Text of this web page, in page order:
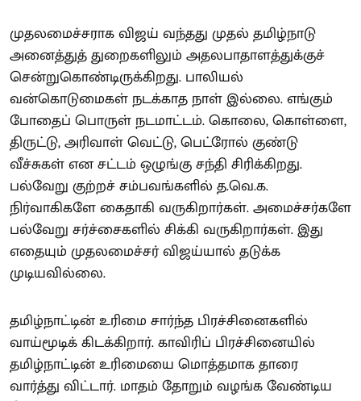
முதலமைச்சராக விஜய் வந்தது முதல் தமிழ்நாடு
அனைத்துத் துறைகளிலும் அதலபாதாளத்துக்குச்
சென்றுகொண்டிருக்கிறது. பாலியல்
வன்கொடுமைகள் நடக்காத நாள் இல்லை. எங்கும்
போதைப் பொருள் நடமாட்டம். கொலை, கொள்ளை,
திருட்டு, அரிவாள் வெட்டு, பெட்ரோல் குண்டு
வீச்சுகள் என சட்டம் ஒழுங்கு சந்தி சிரிக்கிறது.
பல்வேறு குற்றச் சம்பவங்களில் த.வெ.க.
நிர்வாகிகளே கைதாகி வருகிறார்கள். அமைச்சர்களே
பல்வேறு சர்ச்சைகளில் சிக்கி வருகிறார்கள். இது
எதையும் முதலமைச்சர் விஜய்யால் தடுக்க
முடியவில்லை.
தமிழ்நாட்டின் உரிமை சார்ந்த பிரச்சினைகளில்
வாய்மூடிக் கிடக்கிறார். காவிரிப் பிரச்சினையில்
தமிழ்நாட்டின் உரிமையை மொத்தமாக தாரை
வார்த்து விட்டார். மாதம் தோறும் வழங்க வேண்டிய